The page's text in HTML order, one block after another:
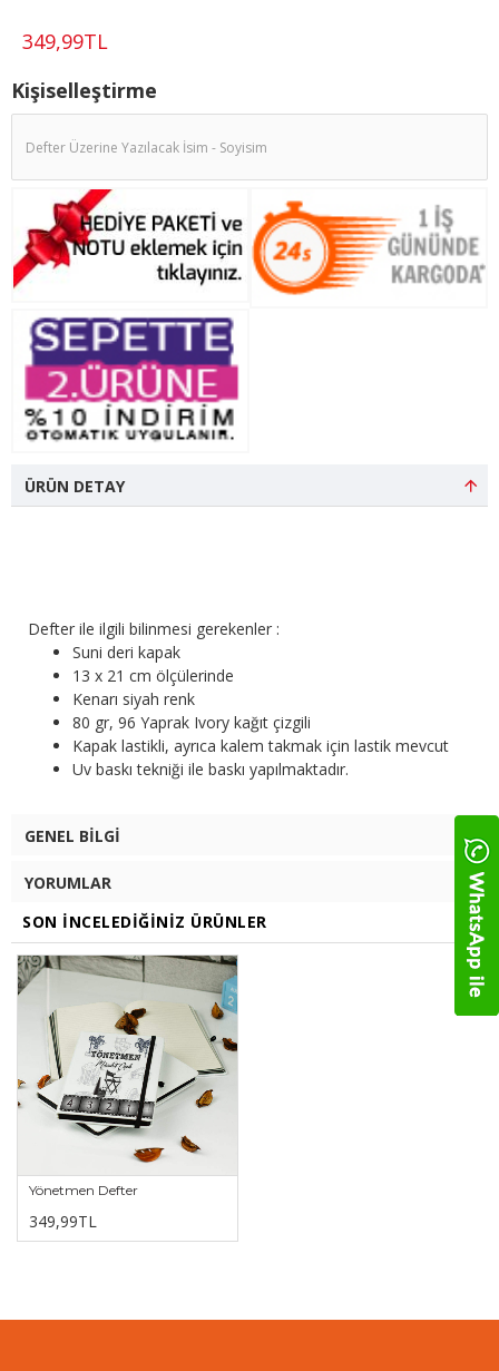
349,99TL
Kişiselleştirme
ÜRÜN DETAY
Defter ile ilgili bilinmesi gerekenler :
Suni deri kapak
13 x 21 cm ölçülerinde
Kenarı siyah renk
80 gr, 96 Yaprak Ivory kağıt çizgili
Kapak lastikli, ayrıca kalem takmak için lastik mevcut
Uv baskı tekniği ile baskı yapılmaktadır.
GENEL BILGI
YORUMLAR
SON İNCELEDIĞINIZ ÜRÜNLER
Yönetmen Defter
349,99TL